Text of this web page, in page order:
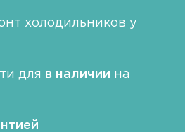
холодильников у
для в наличии на